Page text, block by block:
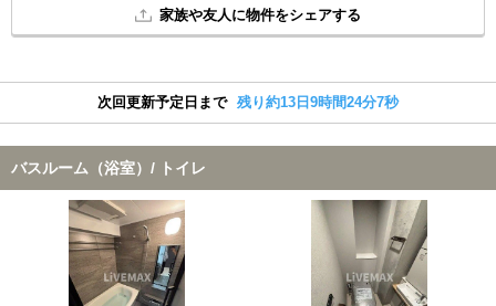
家族や友人に物件をシェアする
次回更新予定日まで 残り約13日9時間24分7秒
バスルーム（浴室）/ トイレ